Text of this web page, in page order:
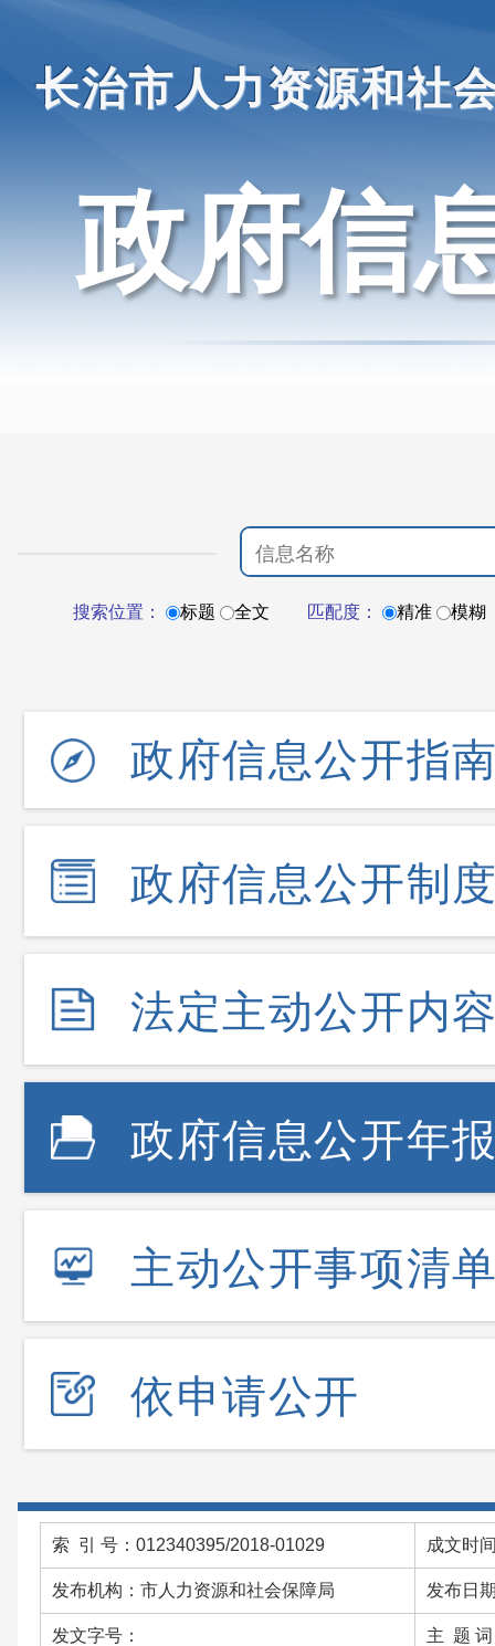
长治市人力资源和社
政府信
搜索位置： 标题 全文 匹配度： 精准 模糊
政府信息公开指
政府信息公开制
法定主动公开内
政府信息公开年
主动公开事项清
依申请公开
索 引 号：012340395/2018-01029 成文时
发布机构：市人力资源和社会保障局 发布日
发文字号： 主 题 词